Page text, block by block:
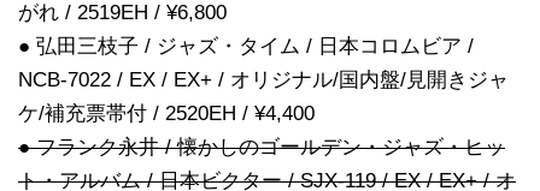
がれ / 2519EH / ¥6,800
● 弘田三枝子 / ジャズ・タイム / 日本コロムビア /
NCB-7022 / EX / EX+ / オリジナル/国内盤/見開きジャ
ケ/補充票帯付 / 2520EH / ¥4,400
● フランク永井 / 懐かしのゴールデン・ジャズ・ヒッ
ト・アルバム / 日本ビクター / SJX-119 / EX / EX+ / オ